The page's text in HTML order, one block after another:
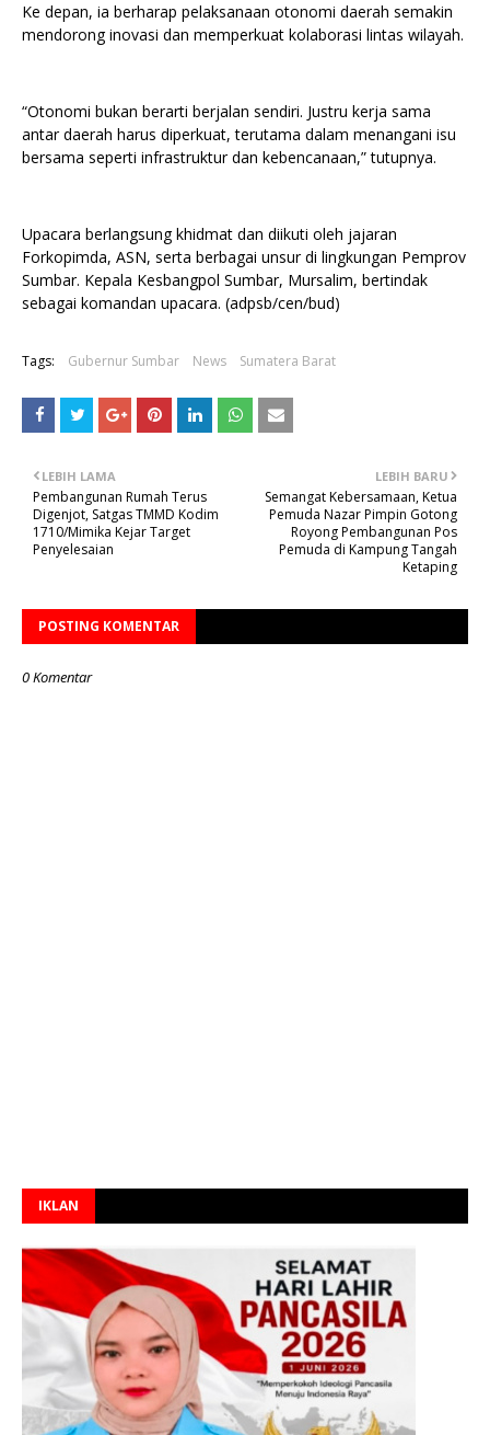
Ke depan, ia berharap pelaksanaan otonomi daerah semakin
mendorong inovasi dan memperkuat kolaborasi lintas wilayah.
“Otonomi bukan berarti berjalan sendiri. Justru kerja sama
antar daerah harus diperkuat, terutama dalam menangani isu
bersama seperti infrastruktur dan kebencanaan,” tutupnya.
Upacara berlangsung khidmat dan diikuti oleh jajaran
Forkopimda, ASN, serta berbagai unsur di lingkungan Pemprov
Sumbar. Kepala Kesbangpol Sumbar, Mursalim, bertindak
sebagai komandan upacara. (adpsb/cen/bud)
Tags: Gubernur Sumbar News Sumatera Barat
LEBIH BARU
Semangat Kebersamaan, Ketua
Pemuda Nazar Pimpin Gotong
Royong Pembangunan Pos
Pemuda di Kampung Tangah
Ketaping
LEBIH LAMA
Pembangunan Rumah Terus
Digenjot, Satgas TMMD Kodim
1710/Mimika Kejar Target
Penyelesaian
POSTING KOMENTAR
0 Komentar
IKLAN